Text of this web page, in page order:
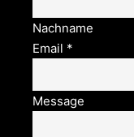
Nachname
Email *
Message